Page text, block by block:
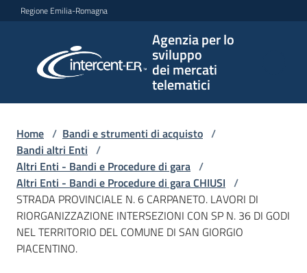
Vai al contenuto
Vai alla navigazione
Vai al footer
Regione Emilia-Romagna
Agenzia per lo
sviluppo
dei mercati
telematici
per lo
sviluppo
telematici
L'Agenzia
Bandi
Home / Bandi e strumenti di acquisto /
Bandi altri Enti /
Altri Enti - Bandi e Procedure di gara /
Altri Enti - Bandi e Procedure di gara CHIUSI /
STRADA PROVINCIALE N. 6 CARPANETO. LAVORI DI
RIORGANIZZAZIONE INTERSEZIONI CON SP N. 36 DI GODI
NEL TERRITORIO DEL COMUNE DI SAN GIORGIO
PIACENTINO.